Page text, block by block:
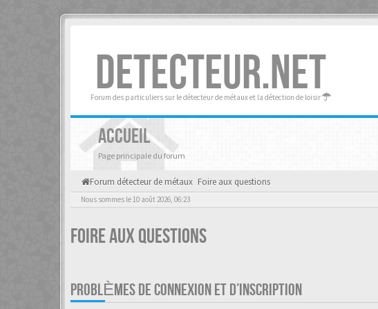
DETECTEUR.NET
Forum des particuliers sur le détecteur de métaux et la détection de loisir
ACCUEIL
Page principale du forum
Forum détecteur de métaux Foire aux questions
Nous sommes le 10 août 2026, 06:23
Foire aux questions
PROBLÈMES DE CONNEXION ET D’INSCRIPTION